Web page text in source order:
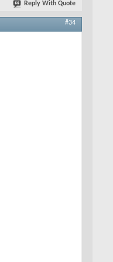
Reply With Quote
#34